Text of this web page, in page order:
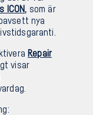
, som är
nya
Repair
visar